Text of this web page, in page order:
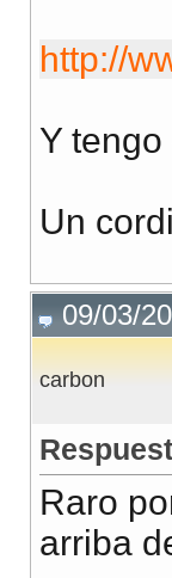
http://
Y
Un
09/03/
carbon
Raro
arriba